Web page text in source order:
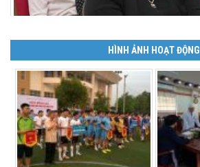
HÌNH ẢNH HOẠT ĐỘNG